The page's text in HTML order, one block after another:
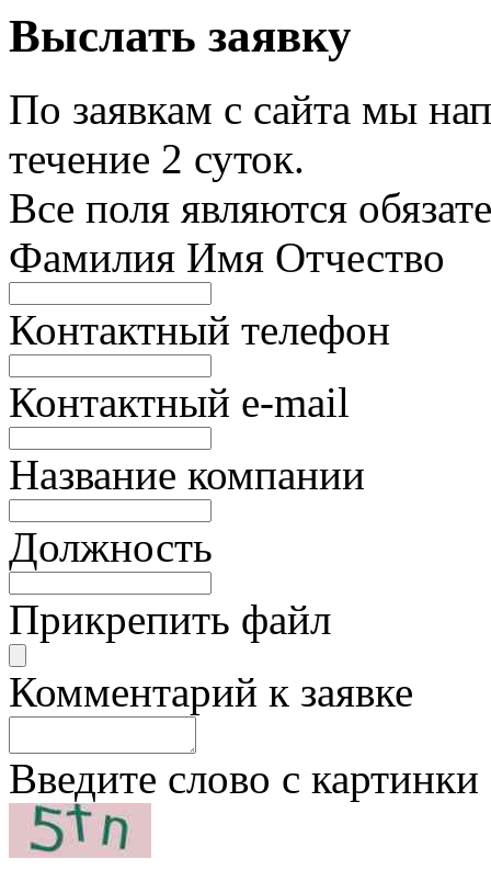
Выслать заявку
По заявкам с сайта мы
течение 2 суток.
Все поля являются
Фамилия Имя Отчество
Контактный телефон
Контактный e-mail
Название компании
Должность
Прикрепить файл
Комментарий к заявке
Введите слово с картинки